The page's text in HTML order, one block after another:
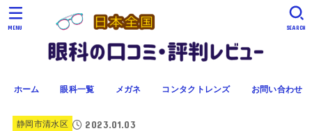
ホーム 眼科一覧 メガネ コンタクトレンズ お問い合わせ
SEARCH
MENU
静岡市清水区 2023.01.03